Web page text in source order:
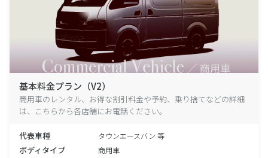
基本料金プラン（V2）
商用車のレンタル、お得な割引料金や予約、乗り捨てなどの詳細
は、こちらから各店舗にお電話ください。
代表車種 タウンエースバン 等
ボディタイプ 商用車